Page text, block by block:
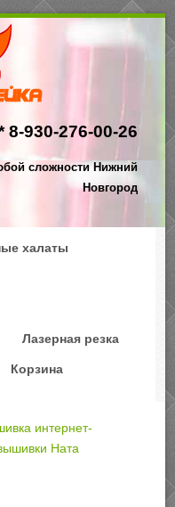
8-930-276-00-26
сложности Нижний
Новгород
халаты
Лазерная резка
Корзина